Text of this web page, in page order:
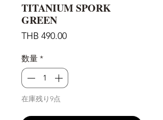
TITANIUM SPORK
GREEN
THB 490.00価
数量 *
在庫残り9点